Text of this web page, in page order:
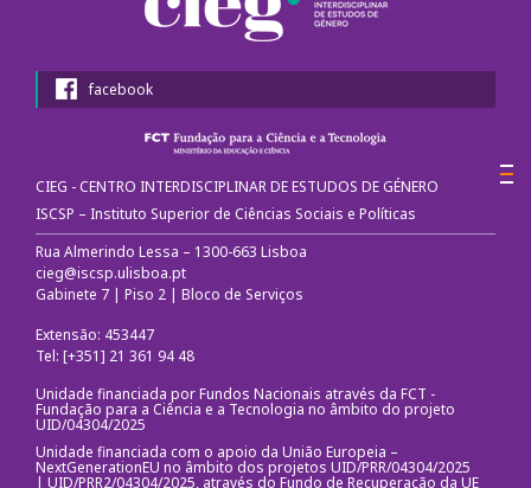
Website do Congresso
Fotografias e video
Apresentações
2º Congresso Internacional
Website do Congresso
Mensagem de agradecimento
facebook
CIEG - CENTRO INTERDISCIPLINAR DE ESTUDOS DE GÉNERO
ISCSP – Instituto Superior de Ciências Sociais e Políticas
Rua Almerindo Lessa – 1300-663 Lisboa
cieg@iscsp.ulisboa.pt
Gabinete 7 | Piso 2 | Bloco de Serviços
Extensão: 453447
Tel: [+351] 21 361 94 48
Unidade financiada por Fundos Nacionais através da FCT -
Fundação para a Ciência e a Tecnologia no âmbito do projeto
UID/04304/2025
Unidade financiada com o apoio da União Europeia –
NextGenerationEU no âmbito dos projetos UID/PRR/04304/2025
| UID/PRR2/04304/2025, através do Fundo de Recuperação da UE